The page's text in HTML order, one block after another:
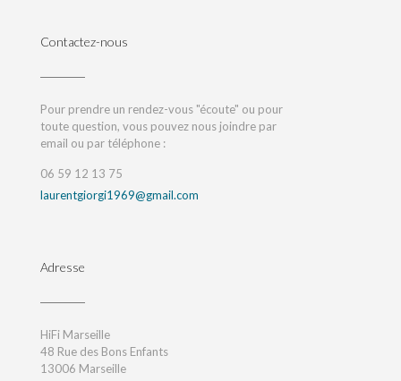
Contactez-nous
Pour prendre un rendez-vous "écoute" ou pour
toute question, vous pouvez nous joindre par
email ou par téléphone :
06 59 12 13 75
laurentgiorgi1969@gmail.com
Adresse
HiFi Marseille
48 Rue des Bons Enfants
13006 Marseille